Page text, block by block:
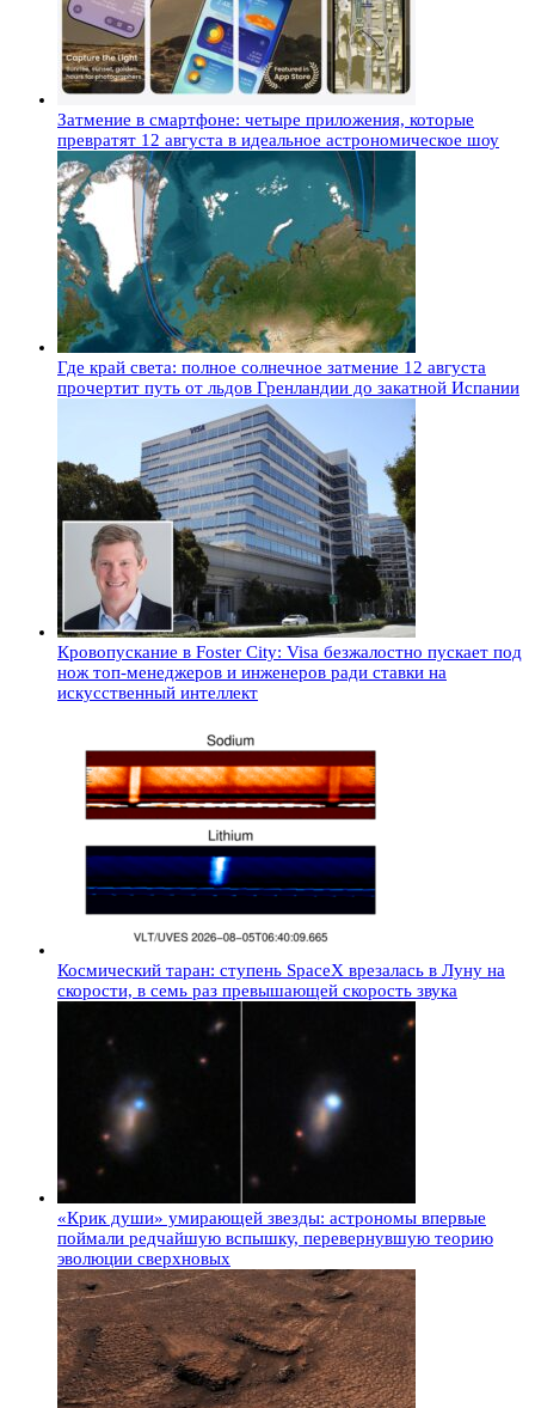
Затмение в смартфоне: четыре приложения, которые
превратят 12 августа в идеальное астрономическое шоу
Где край света: полное солнечное затмение 12 августа
прочертит путь от льдов Гренландии до закатной Испании
Кровопускание в Foster City: Visa безжалостно пускает под
нож топ-менеджеров и инженеров ради ставки на
искусственный интеллект
Космический таран: ступень SpaceX врезалась в Луну на
скорости, в семь раз превышающей скорость звука
«Крик души» умирающей звезды: астрономы впервые
поймали редчайшую вспышку, перевернувшую теорию
эволюции сверхновых